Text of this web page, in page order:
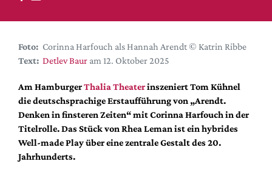
DdB-map
Premierensuche
Festival-Planer
Hefte
Alle Hefte
Leseproben
Podcast
Foto: Corinna Harfouch als Hannah Arendt © Katrin Ribbe
Text: Detlev Baur am 12. Oktober 2025
Am HamburgerThalia Theaterinszeniert Tom Kühnel
die deutschsprachige Erstaufführung von „Arendt.
Denken in finsteren Zeiten“ mit Corinna Harfouch in der
Titelrolle. Das Stück von Rhea Leman ist ein hybrides
Well-made Play über eine zentrale Gestalt des 20.
Jahrhunderts.